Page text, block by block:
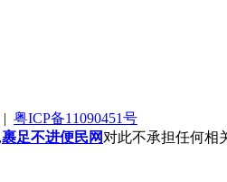
| 粤ICP备11090451号
裹足不进便民网对此不承担任何相